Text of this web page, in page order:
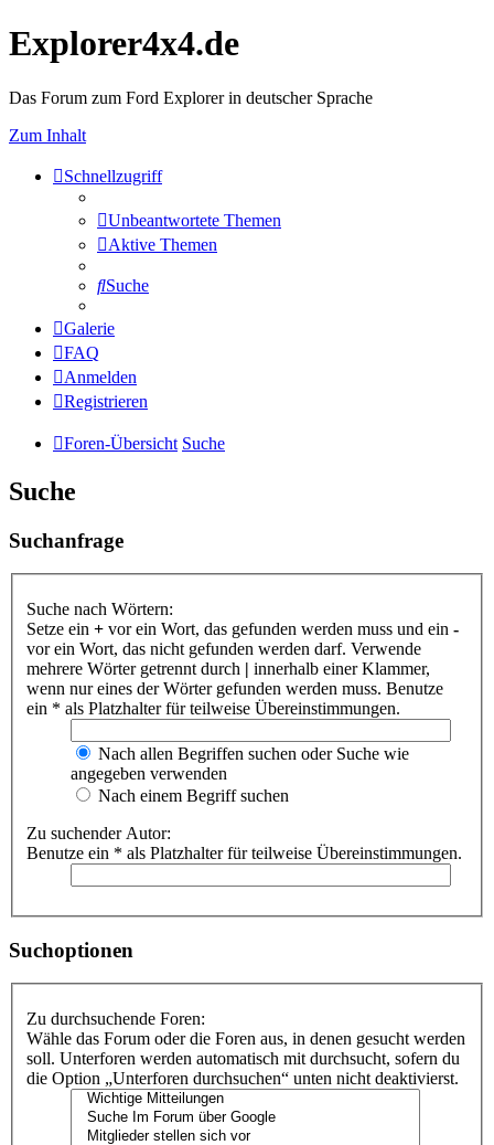
Explorer4x4.de
Das Forum zum Ford Explorer in deutscher Sprache
Zum Inhalt
Schnellzugriff
Unbeantwortete Themen
Aktive Themen
Suche
Galerie
FAQ
Anmelden
Registrieren
Foren-Übersicht Suche
Suche
Suchanfrage
Suche nach Wörtern:
Setze ein + vor ein Wort, das gefunden werden muss und ein -
vor ein Wort, das nicht gefunden werden darf. Verwende
mehrere Wörter getrennt durch | innerhalb einer Klammer,
wenn nur eines der Wörter gefunden werden muss. Benutze
ein * als Platzhalter für teilweise Übereinstimmungen.
Nach allen Begriffen suchen oder Suche wie
angegeben verwenden
Nach einem Begriff suchen
Zu suchender Autor:
Benutze ein * als Platzhalter für teilweise Übereinstimmungen.
Suchoptionen
Zu durchsuchende Foren:
Wähle das Forum oder die Foren aus, in denen gesucht werden
soll. Unterforen werden automatisch mit durchsucht, sofern du
die Option „Unterforen durchsuchen“ unten nicht deaktivierst.